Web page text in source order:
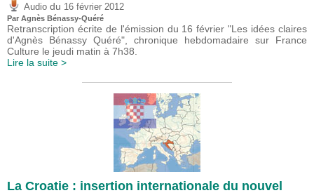
Audio du 16 février 2012
Par Agnès Bénassy-Quéré
Retranscription écrite de l'émission du 16 février "Les idées claires
d'Agnès Bénassy Quéré", chronique hebdomadaire sur France
Culture le jeudi matin à 7h38.
Lire la suite >
La Croatie : insertion internationale du nouvel